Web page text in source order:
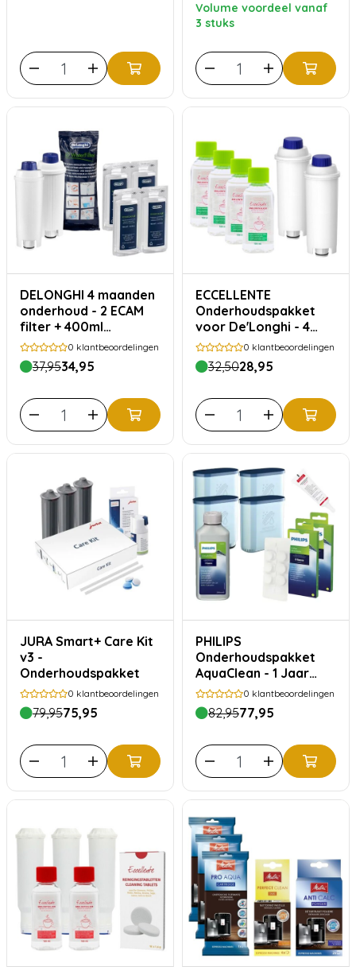
Volume voordeel vanaf
3 stuks
DELONGHI 4 maanden
onderhoud - 2 ECAM
filter + 400ml
EcoDecalk ontkalker
0 klantbeoordelingen
37,9534,95
ECCELLENTE
Onderhoudspakket
voor De'Longhi - 4
maanden
0 klantbeoordelingen
32,5028,95
JURA Smart+ Care Kit
v3 -
Onderhoudspakket
0 klantbeoordelingen
79,9575,95
PHILIPS
Onderhoudspakket
AquaClean - 1 Jaar
volledig
Koffiemachine
Onderhoud
0 klantbeoordelingen
82,9577,95